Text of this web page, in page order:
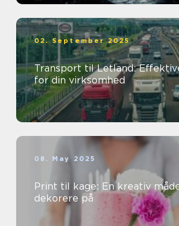
02. September 2025
Transport til Letland:
for din virksomhed
08. May 2025
Print til kage: En kreativ
dekorere på